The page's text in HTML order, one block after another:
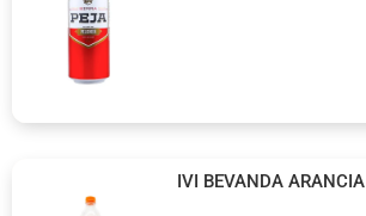
IVI BEVANDA